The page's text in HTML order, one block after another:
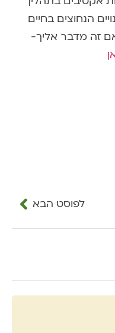
הנחוצים בחיים
זה מדבר אליך-
לפוסט הבא